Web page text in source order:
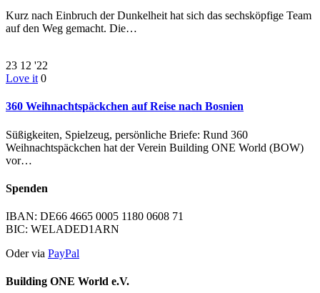
Kurz nach Einbruch der Dunkelheit hat sich das sechsköpfige Team
auf den Weg gemacht. Die…
23 12 '22
Love it 0
360 Weihnachtspäckchen auf Reise nach Bosnien
Süßigkeiten, Spielzeug, persönliche Briefe: Rund 360
Weihnachtspäckchen hat der Verein Building ONE World (BOW)
vor…
Spenden
IBAN: DE66 4665 0005 1180 0608 71
BIC: WELADED1ARN
Oder via PayPal
Building ONE World e.V.